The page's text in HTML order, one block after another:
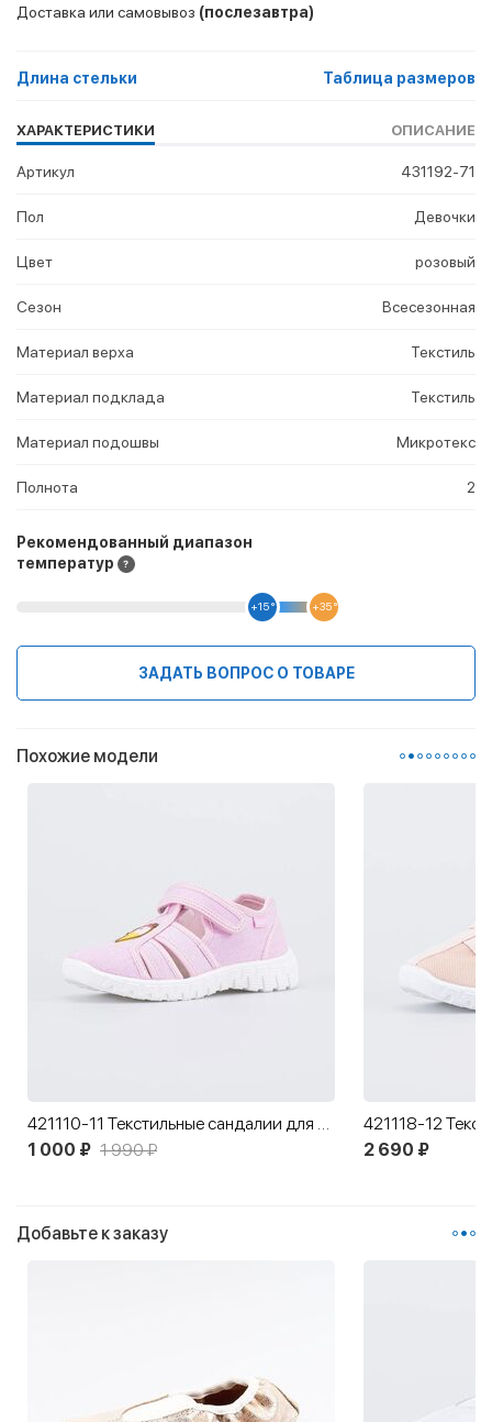
Доставка или самовывоз (послезавтра)
Длина стельки Таблица размеров
ХАРАКТЕРИСТИКИ ОПИСАНИЕ
Артикул 431192-71
Пол Девочки
Цвет розовый
Сезон Всесезонная
Материал верха Текстиль
Материал подклада Текстиль
Материал подошвы Микротекс
Полнота 2
Рекомендованный диапазон
температур
+15 ° +35 °
ЗАДАТЬ ВОПРОС О ТОВАРЕ
Похожие модели
421110-11 Текстильные сандалии для девочки розовый
1 000 ₽ 1 990 ₽ 2 690 ₽
Добавьте к заказу